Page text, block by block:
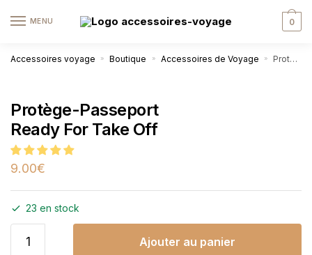
MENU 0
Accessoires voyage » Boutique » Accessoires de Voyage » Protège-Passeport Ready For Take Off
Protège-Passeport
Ready For Take Off
9.00€
23 en stock
Ajouter au panier